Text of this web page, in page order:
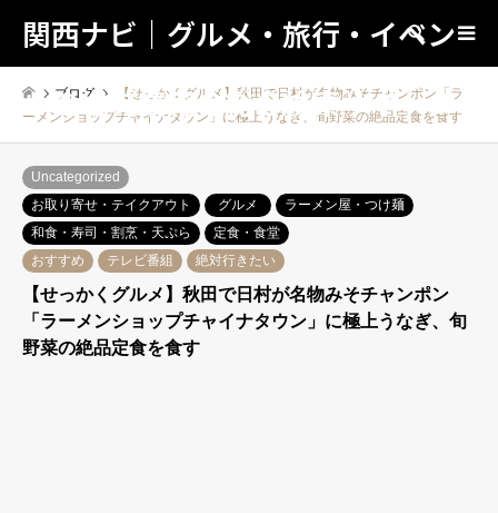
関西ナビ｜グルメ・旅行・イベン
トの地域情報の総合検索サイト！
検索
ブログ
【せっかくグルメ】秋田で日村が名物みそチャンポン「ラ
ーメンショップチャイナタウン」に極上うなぎ、旬野菜の絶品定食を食す
Uncategorized
お取り寄せ・テイクアウト
グルメ
ラーメン屋・つけ麺
和食・寿司・割烹・天ぷら
定食・食堂
おすすめ
テレビ番組 絶対行きたい
【せっかくグルメ】秋田で日村が名物みそチャンポン
「ラーメンショップチャイナタウン」に極上うなぎ、旬
野菜の絶品定食を食す